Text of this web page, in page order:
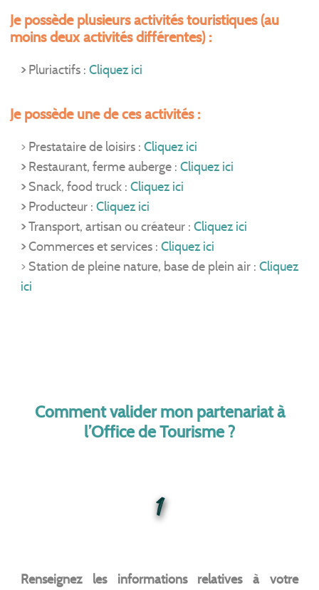
Je possède plusieurs activités touristiques (au
moins deux activités différentes) :
>Pluriactifs : Cliquez ici
Je possède une de ces activités :
> Prestataire de loisirs : Cliquez ici
>Restaurant, ferme auberge : Cliquez ici
>Snack, food truck : Cliquez ici
>Producteur : Cliquez ici
>Transport, artisan ou créateur : Cliquez ici
>Commerces et services : Cliquez ici
> Station de pleine nature, base de plein air :Cliquez
ici
Comment valider mon partenariat à
l’Office de Tourisme ?
1
Renseignez les informations relatives à votre